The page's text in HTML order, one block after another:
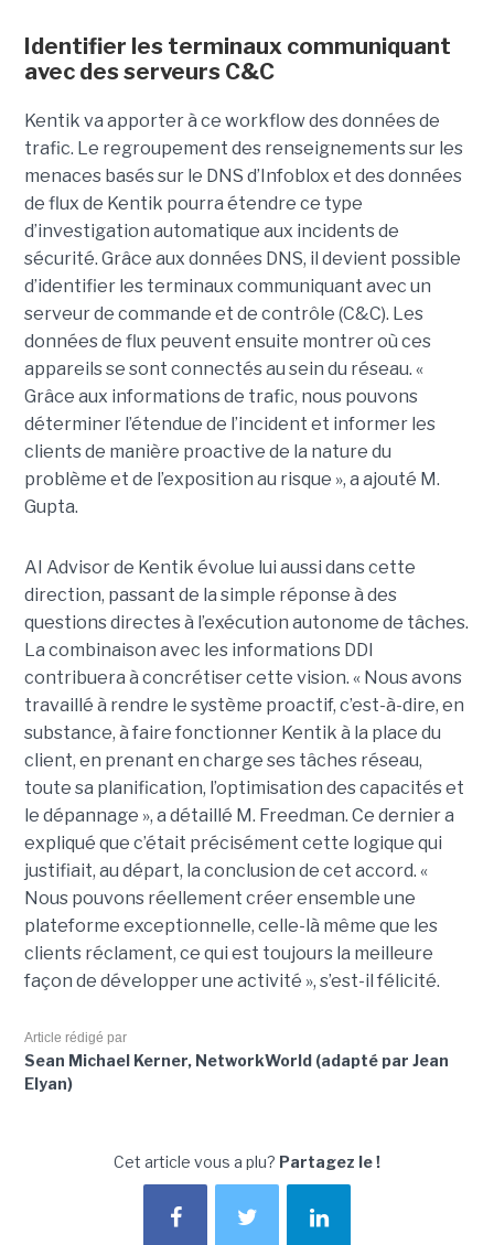
Identifier les terminaux communiquant
avec des serveurs C&C
Kentik va apporter à ce workflow des données de
trafic. Le regroupement des renseignements sur les
menaces basés sur le DNS d’Infoblox et des données
de flux de Kentik pourra étendre ce type
d’investigation automatique aux incidents de
sécurité. Grâce aux données DNS, il devient possible
d’identifier les terminaux communiquant avec un
serveur de commande et de contrôle (C&C). Les
données de flux peuvent ensuite montrer où ces
appareils se sont connectés au sein du réseau. «
Grâce aux informations de trafic, nous pouvons
déterminer l’étendue de l’incident et informer les
clients de manière proactive de la nature du
problème et de l’exposition au risque », a ajouté M.
Gupta.
AI Advisor de Kentik évolue lui aussi dans cette
direction, passant de la simple réponse à des
questions directes à l’exécution autonome de tâches.
La combinaison avec les informations DDI
contribuera à concrétiser cette vision. « Nous avons
travaillé à rendre le système proactif, c’est-à-dire, en
substance, à faire fonctionner Kentik à la place du
client, en prenant en charge ses tâches réseau,
toute sa planification, l’optimisation des capacités et
le dépannage », a détaillé M. Freedman. Ce dernier a
expliqué que c’était précisément cette logique qui
justifiait, au départ, la conclusion de cet accord. «
Nous pouvons réellement créer ensemble une
plateforme exceptionnelle, celle-là même que les
clients réclament, ce qui est toujours la meilleure
façon de développer une activité », s’est-il félicité.
Article rédigé par
Sean Michael Kerner, NetworkWorld (adapté par Jean
Elyan)
Cet article vous a plu? Partagez le !